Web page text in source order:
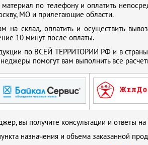
по телефону и оплатить
МО и прилегающие области.
на склад, оплатить и осуществить
10 минут после оплаты.
по ВСЕЙ ТЕРРИТОРИИ РФ и в
помогут вам выполнить все
вы получите консультации и ответы
назначения и объема заказанной